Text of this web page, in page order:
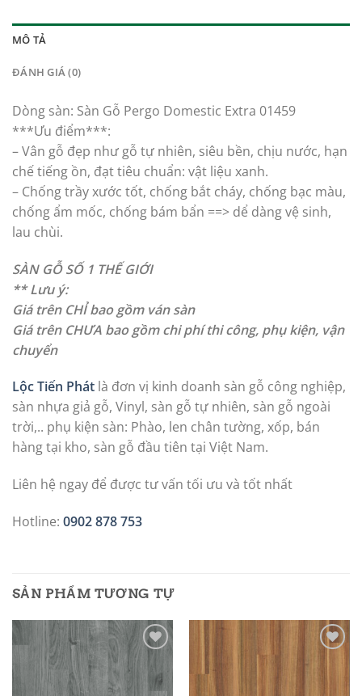
MÔ TẢ
ĐÁNH GIÁ (0)
Dòng sàn: Sàn Gỗ Pergo Domestic Extra 01459
***Ưu điểm***:
– Vân gỗ đẹp như gỗ tự nhiên, siêu bền, chịu nước, hạn
chế tiếng ồn, đạt tiêu chuẩn: vật liệu xanh.
– Chống trầy xước tốt, chống bắt cháy, chống bạc màu,
chống ẩm mốc, chống bám bẩn ==> dể dàng vệ sinh,
lau chùi.
SÀN GỖ SỐ 1 THẾ GIỚI
** Lưu ý:
Giá trên CHỈ bao gồm ván sàn
Giá trên CHƯA bao gồm chi phí thi công, phụ kiện, vận
chuyển
Lộc Tiến Phát là đơn vị kinh doanh sàn gỗ công nghiệp,
sàn nhựa giả gỗ, Vinyl, sàn gỗ tự nhiên, sàn gỗ ngoài
trời,.. phụ kiện sàn: Phào, len chân tường, xốp, bán
hàng tại kho, sàn gỗ đầu tiên tại Việt Nam.
Liên hệ ngay để được tư vấn tối ưu và tốt nhất
Hotline: 0902 878 753
SẢN PHẨM TƯƠNG TỰ
Add to
wishlist